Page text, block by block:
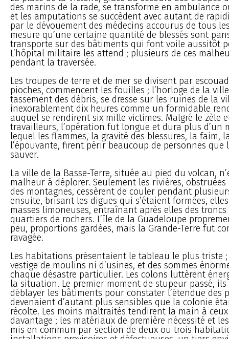
des marins de la rade, se transforme en ambulance
et les amputations se succèdent avec autant de
par le dévouement des médecins accourus de tous
mesure qu’une certaine quantité de blessés sont
transporte sur des bâtiments qui font voile aussitôt
L’hôpital militaire les attend ; plusieurs de ces
pendant la traversée.
Les troupes de terre et de mer se divisent par
pioches, commencent les fouilles ; l’horloge de la
tassement des débris, se dresse sur les ruines de la
inexorablement dix heures comme un formidable
auquel se rendirent six mille victimes. Malgré le zèle
travailleurs, l’opération fut longue et dura plus d’un
lequel les flammes, la gravité des blessures, la faim,
l’épouvante, firent périr beaucoup de personnes que
sauver.
La ville de la Basse-Terre, située au pied du volcan,
malheur à déplorer. Seulement les rivières,
des montagnes, cessèrent de couler pendant
ensuite, brisant les digues qui s’étaient formées,
masses limoneuses, entraînant après elles des troncs
quartiers de rochers. L’île de la Guadeloupe
peu, proportions gardées, mais la Grande-Terre fut
ravagée.
Les habitations présentaient le tableau le plus triste
vestige de moulins ni d’usines, et des sommes
chaque désastre particulier. Les colons luttèrent
la situation. Le premier moment de stupeur passé, ils
déblayer les bâtiments pour constater l’étendue des
devenaient d’autant plus sensibles que la colonie
récolte. Les moins maltraités tendirent la main à
davantage ; les matériaux de première nécessité et
mis en commun par section de deux ou trois